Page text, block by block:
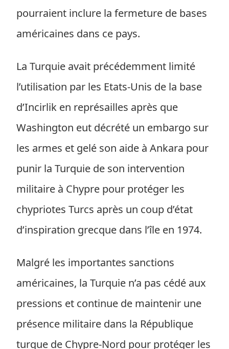
pourraient inclure la fermeture de bases
américaines dans ce pays.
La Turquie avait précédemment limité
l’utilisation par les Etats-Unis de la base
d’Incirlik en représailles après que
Washington eut décrété un embargo sur
les armes et gelé son aide à Ankara pour
punir la Turquie de son intervention
militaire à Chypre pour protéger les
chypriotes Turcs après un coup d’état
d’inspiration grecque dans l’île en 1974.
Malgré les importantes sanctions
américaines, la Turquie n’a pas cédé aux
pressions et continue de maintenir une
présence militaire dans la République
turque de Chypre-Nord pour protéger les